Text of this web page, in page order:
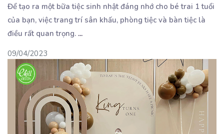
Để tạo ra một bữa tiệc sinh nhật đáng nhớ cho bé trai 1 tuổi
của bạn, việc trang trí sân khấu, phòng tiệc và bàn tiệc là
điều rất quan trọng. ...
09/04/2023